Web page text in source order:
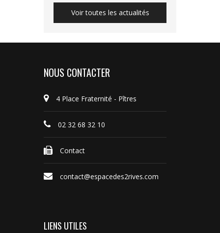
Voir toutes les actualités
NOUS CONTACTER
4 Place Fraternité - Pîtres
02 32 68 32 10
Contact
contact@espacedes2rives.com
LIENS UTILES